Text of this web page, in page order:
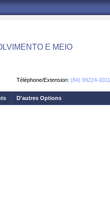
E MEIO
Téléphone/Extension: (84) 99224-0011
D'autres Options